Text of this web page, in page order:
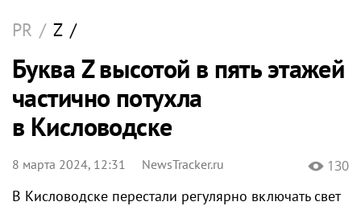
PR / Z /
Буква Z высотой в пять этажей
частично потухла
в Кисловодске
8 марта 2024, 12:31 NewsTracker.ru 130
В Кисловодске перестали регулярно включать свет